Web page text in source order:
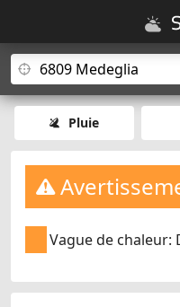
Pluie
Vague de chaleur: